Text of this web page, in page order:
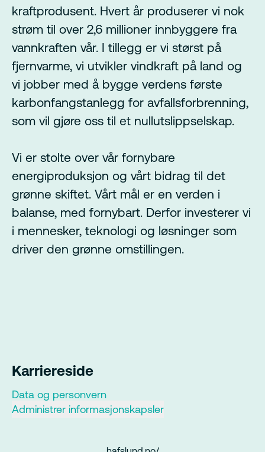
kraftprodusent. Hvert år produserer vi nok
strøm til over 2,6 millioner innbyggere fra
vannkraften vår. I tillegg er vi størst på
fjernvarme, vi utvikler vindkraft på land og
vi jobber med å bygge verdens første
karbonfangstanlegg for avfallsforbrenning,
som vil gjøre oss til et nullutslippselskap.
Vi er stolte over vår fornybare
energiproduksjon og vårt bidrag til det
grønne skiftet. Vårt mål er en verden i
balanse, med fornybart. Derfor investerer vi
i mennesker, teknologi og løsninger som
driver den grønne omstillingen.
Karriereside
Data og personvern
Administrer informasjonskapsler